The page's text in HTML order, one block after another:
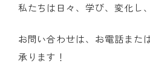
私たちは日々、学び、変化し
お問い合わせは、お電話また
承ります！